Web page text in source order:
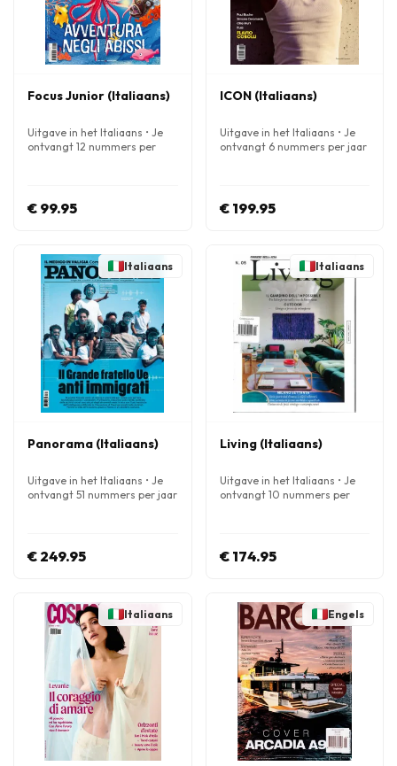
Focus Junior (Italiaans)
Uitgave in het Italiaans • Je
ontvangt 12 nummers per
€ 99.95
ICON (Italiaans)
Uitgave in het Italiaans • Je
ontvangt 6 nummers per jaar
€ 199.95
Italiaans
Panorama (Italiaans)
Uitgave in het Italiaans • Je
ontvangt 51 nummers per jaar
€ 249.95
Italiaans
Living (Italiaans)
Uitgave in het Italiaans • Je
ontvangt 10 nummers per
€ 174.95
Italiaans Engels